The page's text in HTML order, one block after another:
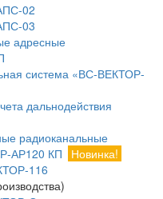
02
03
адресные
система «ВС-ВЕКТОР-
дальнодействия
радиоканальные
АР120 КП
Новинка!
116